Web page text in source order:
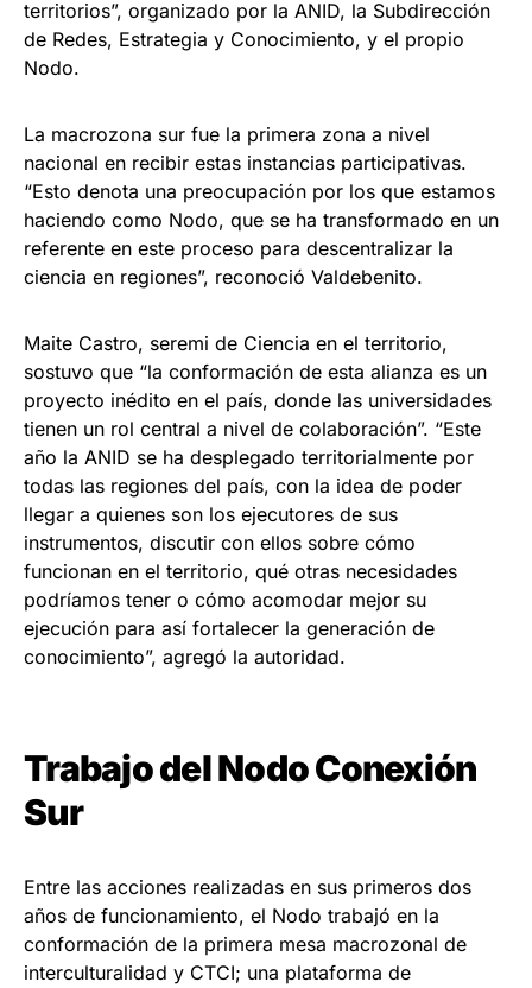
territorios”, organizado por la ANID, la Subdirección
de Redes, Estrategia y Conocimiento, y el propio
Nodo.
La macrozona sur fue la primera zona a nivel
nacional en recibir estas instancias participativas.
“Esto denota una preocupación por los que estamos
haciendo como Nodo, que se ha transformado en un
referente en este proceso para descentralizar la
ciencia en regiones”, reconoció Valdebenito.
Maite Castro, seremi de Ciencia en el territorio,
sostuvo que “la conformación de esta alianza es un
proyecto inédito en el país, donde las universidades
tienen un rol central a nivel de colaboración”. “Este
año la ANID se ha desplegado territorialmente por
todas las regiones del país, con la idea de poder
llegar a quienes son los ejecutores de sus
instrumentos, discutir con ellos sobre cómo
funcionan en el territorio, qué otras necesidades
podríamos tener o cómo acomodar mejor su
ejecución para así fortalecer la generación de
conocimiento”, agregó la autoridad.
Trabajo del Nodo Conexión
Sur
Entre las acciones realizadas en sus primeros dos
años de funcionamiento, el Nodo trabajó en la
conformación de la primera mesa macrozonal de
interculturalidad y CTCI; una plataforma de